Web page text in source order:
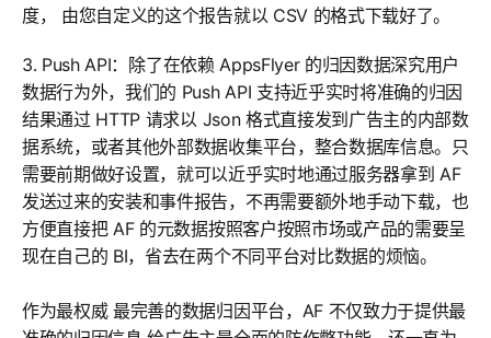
度， 由您自定义的这个报告就以 CSV 的格式下载好了。
3. Push API：除了在依赖 AppsFlyer 的归因数据深究用户
数据行为外，我们的 Push API 支持近乎实时将准确的归因
结果通过 HTTP 请求以 Json 格式直接发到广告主的内部数
据系统，或者其他外部数据收集平台，整合数据库信息。只
需要前期做好设置，就可以近乎实时地通过服务器拿到 AF
发送过来的安装和事件报告，不再需要额外地手动下载，也
方便直接把 AF 的元数据按照客户按照市场或产品的需要呈
现在自己的 BI，省去在两个不同平台对比数据的烦恼。
作为最权威 最完善的数据归因平台，AF 不仅致力于提供最